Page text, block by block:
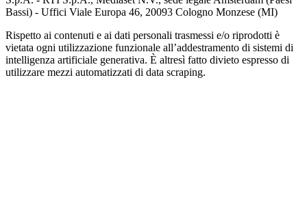
Bassi) - Uffici Viale Europa 46, 20093 Cologno Monzese (MI)
Rispetto ai contenuti e ai dati personali trasmessi e/o riprodotti è
vietata ogni utilizzazione funzionale all’addestramento di sistemi di
intelligenza artificiale generativa. È altresì fatto divieto espresso di
utilizzare mezzi automatizzati di data scraping.